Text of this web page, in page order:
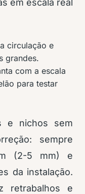
em escala real
circulação e
grandes.
com a escala
para testar
e nichos sem
sempre
(2-5 mm) e
da instalação.
retrabalhos e